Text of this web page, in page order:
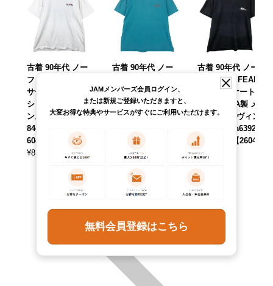
古着 90年代 ノー
フィア NO FEAR
サーフ スケートT
シャツ USA製 メ
ンズXL相当 /eaa63
8443 【中古】 【2
60430】
¥8,690
古着 90年代 ノー
サーフ スケートT
シャツ USA製 メ
ンズXL相当 ヴィン
【中古】 【26060
古着 90年代 ノー
フィア NO FEAR
サーフ スケートT
シャツ USA製 メ
ンズL相当 ヴィン
テージ /eaa639256
【中古】 【26042
7】
JAMメンバーズ会員ログイン、
または新規ご登録いただきますと、
大変お得な特典やサービスがすぐにご利用いただけます。
無料会員登録はこちら